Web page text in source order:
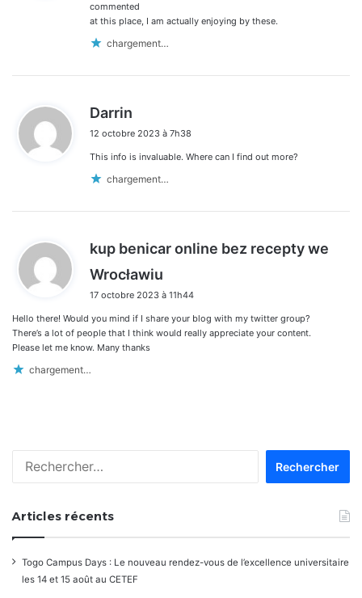
commented
at this place, I am actually enjoying by these.
chargement…
Darrin
t
12 octobre 2023 à 7h38
This info is invaluable. Where can I find out more?
chargement…
kup benicar online bez recepty we
Wrocławiu
t
:
17 octobre 2023 à 11h44
Hello there! Would you mind if I share your blog with my twitter group?
There’s a lot of people that I think would really appreciate your content.
Please let me know. Many thanks
chargement…
Articles récents
Togo Campus Days : Le nouveau rendez-vous de l’excellence universitaire
les 14 et 15 août au CETEF